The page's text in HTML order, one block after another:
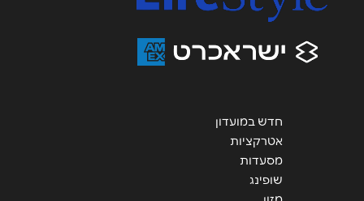
אנא חזרו אלי בקשר ל...
הודעה*
חדש במועדון
אטרקציות
מסעדות
שופינג